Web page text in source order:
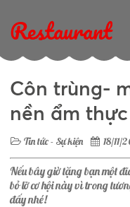
Restaurant
Côn trùng- món
Côn trùng-
nền ẩm
Tin tức - Sự kiện 18/11/
Nếu bây giờ tặng bạn một
bỏ lỡ cơ hội này vì trong
đấy nhé!